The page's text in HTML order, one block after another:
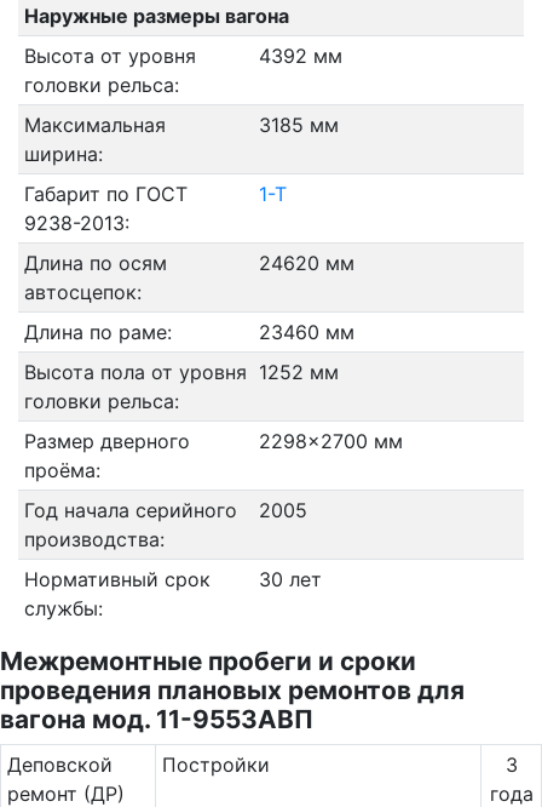
Наружные размеры вагона
Высота от уровня
головки рельса:
4392 мм
Максимальная
ширина:
3185 мм
Габарит по ГОСТ
9238-2013:
1-Т
Длина по осям
автосцепок:
24620 мм
Длина по раме:
23460 мм
Высота пола от уровня
головки рельса:
1252 мм
Размер дверного
проёма:
2298x2700 мм
Год начала серийного
производства:
2005
Нормативный срок
службы:
30 лет
Межремонтные пробеги и сроки
проведения плановых ремонтов для
вагона мод. 11-9553АВП
Де­повс­кой
ремонт (ДР)
Постройки
3
года